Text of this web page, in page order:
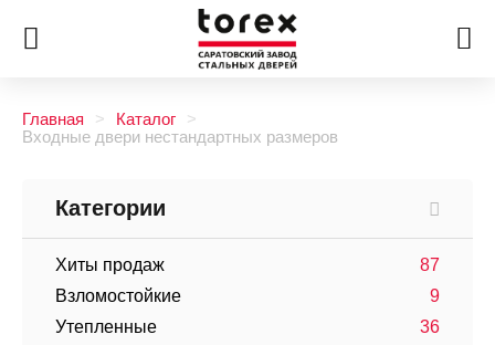
Главная
Каталог
Входные двери нестандартных размеров
Категории
Хиты продаж
87
Взломостойкие
9
Утепленные
36